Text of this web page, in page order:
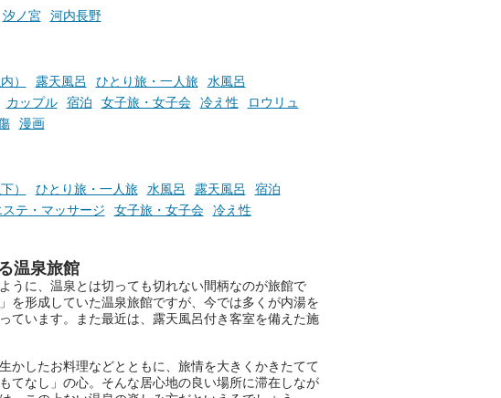
ととのう”おふろ
と特別に。
汐ノ宮 河内長野
） 露天風呂 ひとり旅・一人旅
水風呂
カップル 宿泊 女子旅・女子会 冷え性
ロウリュ
漫画
） ひとり旅・一人旅 水風呂 露天風呂
宿泊
ステ・マッサージ 女子旅・女子会
冷え性
温泉旅館
うに、温泉とは切っても切れない間柄なのが旅館で
を形成していた温泉旅館ですが、今では多くが内湯を
ています。また最近は、露天風呂付き客室を備えた施
かしたお料理などとともに、旅情を大きくかきたてて
てなし」の心。そんな居心地の良い場所に滞在しなが